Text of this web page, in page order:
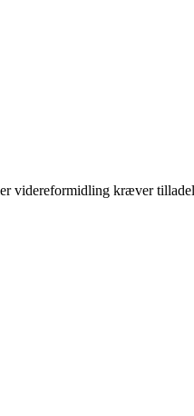
videreformidling kræver